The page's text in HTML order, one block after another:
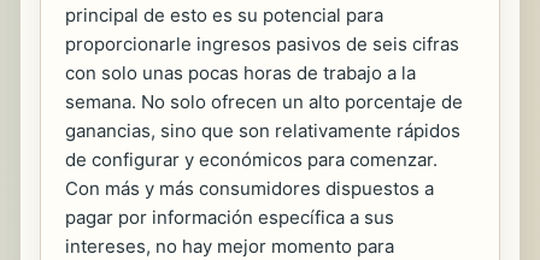
principal de esto es su potencial para
proporcionarle ingresos pasivos de seis cifras
con solo unas pocas horas de trabajo a la
semana. No solo ofrecen un alto porcentaje de
ganancias, sino que son relativamente rápidos
de configurar y económicos para comenzar.
Con más y más consumidores dispuestos a
pagar por información específica a sus
intereses, no hay mejor momento para